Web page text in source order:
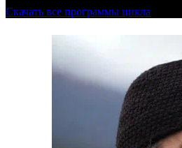
Скачать все программы цикла